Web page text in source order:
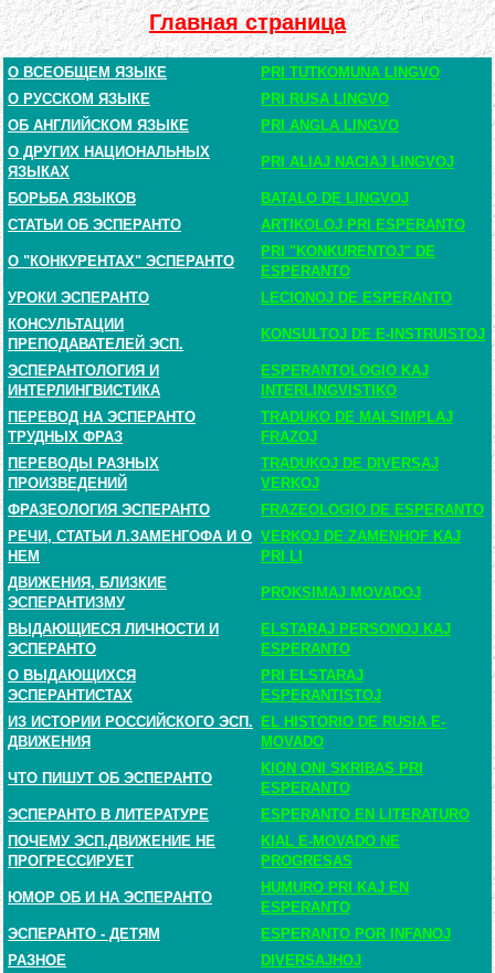
Главная страница
О ВСЕОБЩЕМ ЯЗЫКЕ
PRI TUTKOMUNA LINGVO
О РУССКОМ ЯЗЫКЕ
PRI RUSA LINGVO
ОБ АНГЛИЙСКОМ ЯЗЫКЕ
PRI ANGLA LINGVO
О ДРУГИХ НАЦИОНАЛЬНЫХ
ЯЗЫКАХ
PRI ALIAJ NACIAJ LINGVOJ
БОРЬБА ЯЗЫКОВ
BATALO DE LINGVOJ
СТАТЬИ ОБ ЭСПЕРАНТО
ARTIKOLOJ PRI ESPERANTO
О "КОНКУРЕНТАХ" ЭСПЕРАНТО
PRI "KONKURENTOJ" DE
ESPERANTO
УРОКИ ЭСПЕРАНТО
LECIONOJ DE ESPERANTO
КОНСУЛЬТАЦИИ
ПРЕПОДАВАТЕЛЕЙ ЭСП.
KONSULTOJ DE E-INSTRUISTOJ
ЭСПЕРАНТОЛОГИЯ И
ИНТЕРЛИНГВИСТИКА
ESPERANTOLOGIO KAJ
INTERLINGVISTIKO
ПЕРЕВОД НА ЭСПЕРАНТО
ТРУДНЫХ ФРАЗ
TRADUKO DE MALSIMPLAJ
FRAZOJ
ПЕРЕВОДЫ РАЗНЫХ
ПРОИЗВЕДЕНИЙ
TRADUKOJ DE DIVERSAJ
VERKOJ
ФРАЗЕОЛОГИЯ ЭСПЕРАНТО
FRAZEOLOGIO DE ESPERANTO
РЕЧИ, СТАТЬИ Л.ЗАМЕНГОФА И О
НЕМ
VERKOJ DE ZAMENHOF KAJ
PRI LI
ДВИЖЕНИЯ, БЛИЗКИЕ
ЭСПЕРАНТИЗМУ
PROKSIMAJ MOVADOJ
ВЫДАЮЩИЕСЯ ЛИЧНОСТИ И
ЭСПЕРАНТО
ELSTARAJ PERSONOJ KAJ
ESPERANTO
О ВЫДАЮЩИХСЯ
ЭСПЕРАНТИСТАХ
PRI ELSTARAJ
ESPERANTISTOJ
ИЗ ИСТОРИИ РОССИЙСКОГО ЭСП.
ДВИЖЕНИЯ
EL HISTORIO DE RUSIA E-
MOVADO
ЧТО ПИШУТ ОБ ЭСПЕРАНТО
KION ONI SKRIBAS PRI
ESPERANTO
ЭСПЕРАНТО В ЛИТЕРАТУРЕ
ESPERANTO EN LITERATURO
ПОЧЕМУ ЭСП.ДВИЖЕНИЕ НЕ
ПРОГРЕССИРУЕТ
KIAL E-MOVADO NE
PROGRESAS
ЮМОР ОБ И НА ЭСПЕРАНТО
HUMURO PRI KAJ EN
ESPERANTO
ЭСПЕРАНТО - ДЕТЯМ
ESPERANTO POR INFANOJ
РАЗНОЕ
DIVERSAJHOJ